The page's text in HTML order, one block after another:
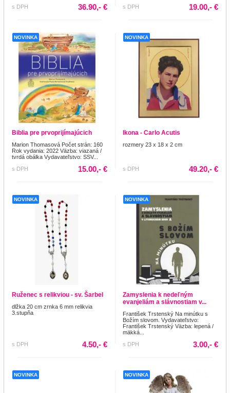
s DPH 36.90,- €
s DPH
19.00,- €
NOVINKA
Biblia pre prvoprijímajúcich
Marion Thomasová Počet strán: 160
Rok vydania: 2022 Väzba: viazaná /
tvrdá obálka Vydavateľstvo: SSV...
s DPH
15.00,- €
NOVINKA
Ikona - Carlo Acutis
rozmery 23 x 18 x 2 cm
s DPH 49.20,- €
NOVINKA
Ruženec s relikviou - sv. Šarbel
dlžka 20 cm zrnka 6 mm relikvia
3.stupňa
s DPH 4.50,- €
NOVINKA
Zamyslenia k nedeľným
evanjeliám a slávnostiam v...
František Trstenský Na minútku s
Božím slovom. Vydavateľstvo:
František Trstenský Väzba: lepená /
mäkká...
s DPH
3.00,- €
NOVINKA NOVINKA